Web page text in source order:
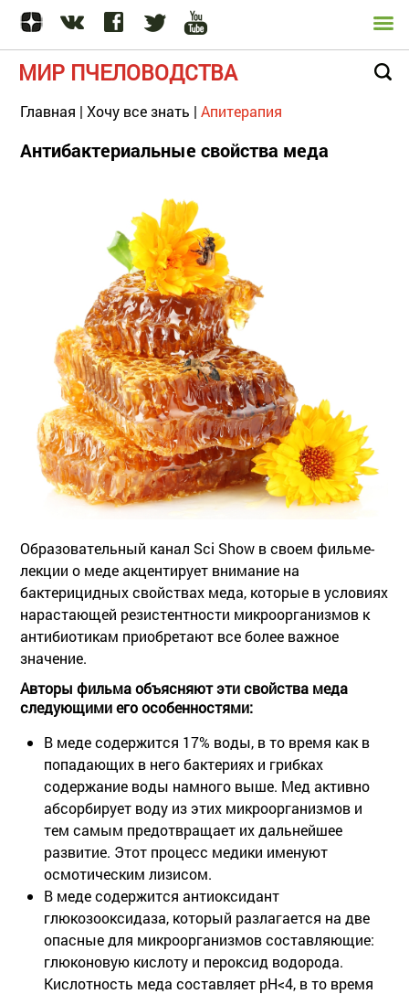
МИР ПЧЕЛОВОДСТВА
Главная | Хочу все знать | Апитерапия
Антибактериальные свойства меда
Образовательный канал Sci Show в своем фильме-
лекции о меде акцентирует внимание на
бактерицидных свойствах меда, которые в условиях
нарастающей резистентности микроорганизмов к
антибиотикам приобретают все более важное
значение.
Авторы фильма объясняют эти свойства меда
следующими его особенностями:
В меде содержится 17% воды, в то время как в
попадающих в него бактериях и грибках
содержание воды намного выше. Мед активно
абсорбирует воду из этих микроорганизмов и
тем самым предотвращает их дальнейшее
развитие. Этот процесс медики именуют
осмотическим лизисом.
В меде содержится антиоксидант
глюкозооксидаза, который разлагается на две
опасные для микроорганизмов составляющие:
глюконовую кислоту и пероксид водорода.
Кислотность меда составляет рН<4, в то время